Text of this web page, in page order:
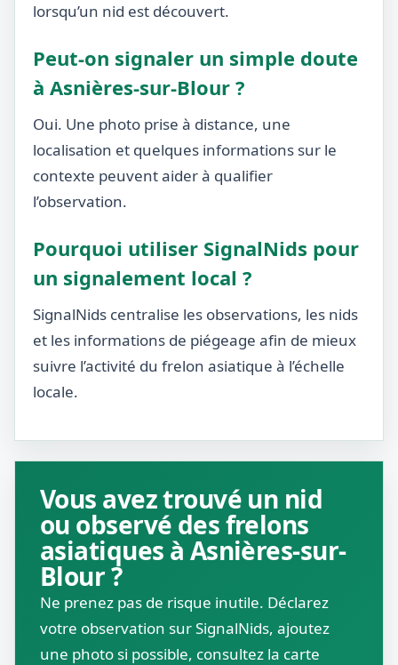
lorsqu’un nid est découvert.
Peut-on signaler un simple doute
à Asnières-sur-Blour ?
Oui. Une photo prise à distance, une
localisation et quelques informations sur le
contexte peuvent aider à qualifier
l’observation.
Pourquoi utiliser SignalNids pour
un signalement local ?
SignalNids centralise les observations, les nids
et les informations de piégeage afin de mieux
suivre l’activité du frelon asiatique à l’échelle
locale.
Vous avez trouvé un nid
ou observé des frelons
asiatiques à Asnières-sur-
Blour ?
Ne prenez pas de risque inutile. Déclarez
votre observation sur SignalNids, ajoutez
une photo si possible, consultez la carte